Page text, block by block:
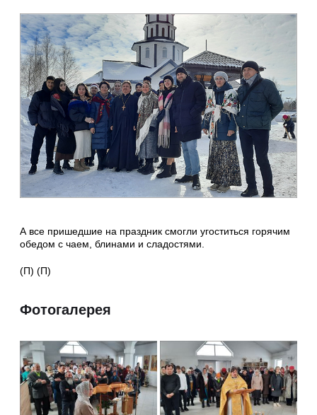
А все пришедшие на праздник смогли угоститься горячим
обедом с чаем, блинами и сладостями.
(П) (П)
Фотогалерея